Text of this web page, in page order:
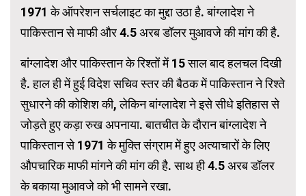
1971 के ऑपरेशन सर्चलाइट का मुद्दा उठा है. बांग्लादेश ने
पाकिस्तान से माफी और 4.5 अरब डॉलर मुआवजे की मांग की है.
बांग्लादेश और पाकिस्तान के रिश्तों में 15 साल बाद हलचल दिखी
है. हाल ही में हुई विदेश सचिव स्तर की बैठक में पाकिस्तान ने रिश्ते
सुधारने की कोशिश की, लेकिन बांग्लादेश ने इसे सीधे इतिहास से
जोड़ते हुए कड़ा रुख अपनाया. बातचीत के दौरान बांग्लादेश ने
पाकिस्तान से 1971 के मुक्ति संग्राम में हुए अत्याचारों के लिए
औपचारिक माफी मांगने की मांग की है. साथ ही 4.5 अरब डॉलर
के बकाया मुआवजे को भी सामने रखा.